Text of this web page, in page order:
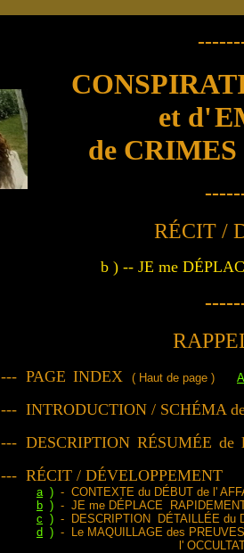
et d'
de
RÉCIT /
b ) -- JE me
--- PAGE INDEX ( Haut de page )
--- INTRODUCTION / SCHÉMA
--- DESCRIPTION RÉSUMÉE de
--- RÉCIT / DÉVELOPPEMENT
a ) - CONTEXTE du DÉBUT de l'
b ) - JE me DÉPLACE
c ) -
DESCRIPTION DÉTAILLÉE du
d ) - Le MAQUILLAGE des
l' OCCULTATION des